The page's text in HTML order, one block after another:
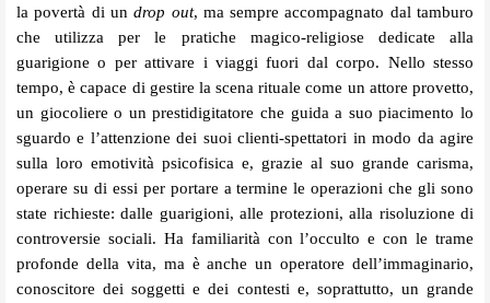
la povertà di undrop out, ma sempre accompagnato dal tamburo
che utilizza per le pratiche magico-religiose dedicate alla
guarigione o per attivare i viaggi fuori dal corpo. Nello stesso
tempo, è capace di gestire la scena rituale come un attore provetto,
un giocoliere o un prestidigitatore che guida a suo piacimento lo
sguardo e l’attenzione dei suoi clienti-spettatori in modo da agire
sulla loro emotività psicofisica e, grazie al suo grande carisma,
operare su di essi per portare a termine le operazioni che gli sono
state richieste: dalle guarigioni, alle protezioni, alla risoluzione di
controversie sociali. Ha familiarità con l’occulto e con le trame
profonde della vita, ma è anche un operatore dell’immaginario,
conoscitore dei soggetti e dei contesti e, soprattutto, un grande